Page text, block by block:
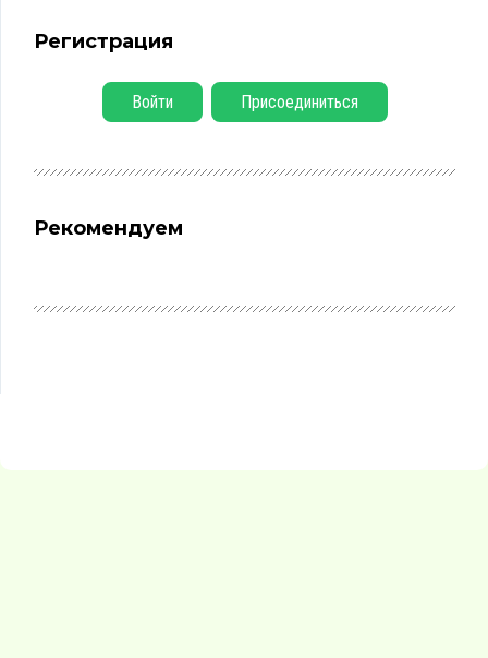
Регистрация
Войти Присоединиться
Рекомендуем